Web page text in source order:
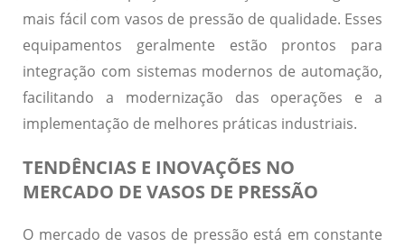
mais fácil com vasos de pressão de qualidade. Esses
equipamentos geralmente estão prontos para
integração com sistemas modernos de automação,
facilitando a modernização das operações e a
implementação de melhores práticas industriais.
TENDÊNCIAS E INOVAÇÕES NO
MERCADO DE VASOS DE PRESSÃO
O mercado de vasos de pressão está em constante